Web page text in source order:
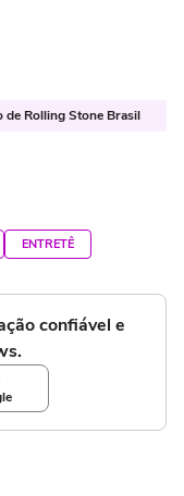
de Rolling Stone Brasil
ENTRETÊ
confiável e